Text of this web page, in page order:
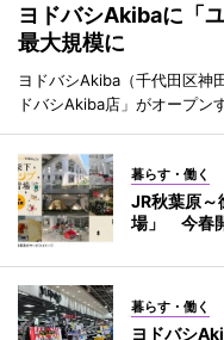
ヨドバシAkibaに「
最大規模に
ヨドバシAkiba（千代田区神
ドバシAkiba店」がオープン
暮らす・働く
JR秋葉原～
場」 今春
暮らす・働く
ヨドバシ